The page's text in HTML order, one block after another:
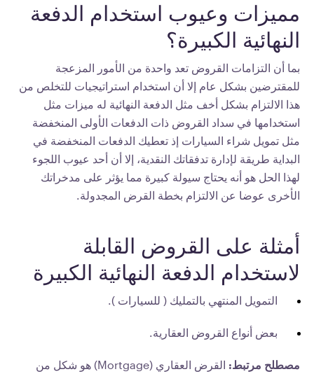
مميزات وعيوب استخدام الدفعة
النهائية الكبيرة؟
بما أن التزامات القروض تعد واحدة من الأمور المزعجة
للمقترضين بشكل عام إلا أن استخدام استراتيجيات للتخلص من
هذا الالتزام بشكل أخف مثل الدفعة النهائية له ميزات مثل
استخدامها في سداد القروض ذات الدفعات الأولى المنخفضة
مثل تمويل شراء السيارات إذ تعطيك الدفعات المنخفضة في
البداية طريقة لإدارة تدفقاتك النقدية، إلا أن أحد عيوب اللجوء
لهذا الحل هو أنه يحتاج سيولة كبيرة مما يؤثر على مدخراتك
الأخرى عوضا عن الالتزام بخطة القرض المجدولة.
أمثلة على القروض القابلة
لاستخدام الدفعة النهائية الكبيرة
التمويل المنتهي بالتمليك ( للسيارات ).
بعض أنواع القروض العقارية.
مصطلح مرتبط:
القرض العقاري (Mortgage) هو شكل من